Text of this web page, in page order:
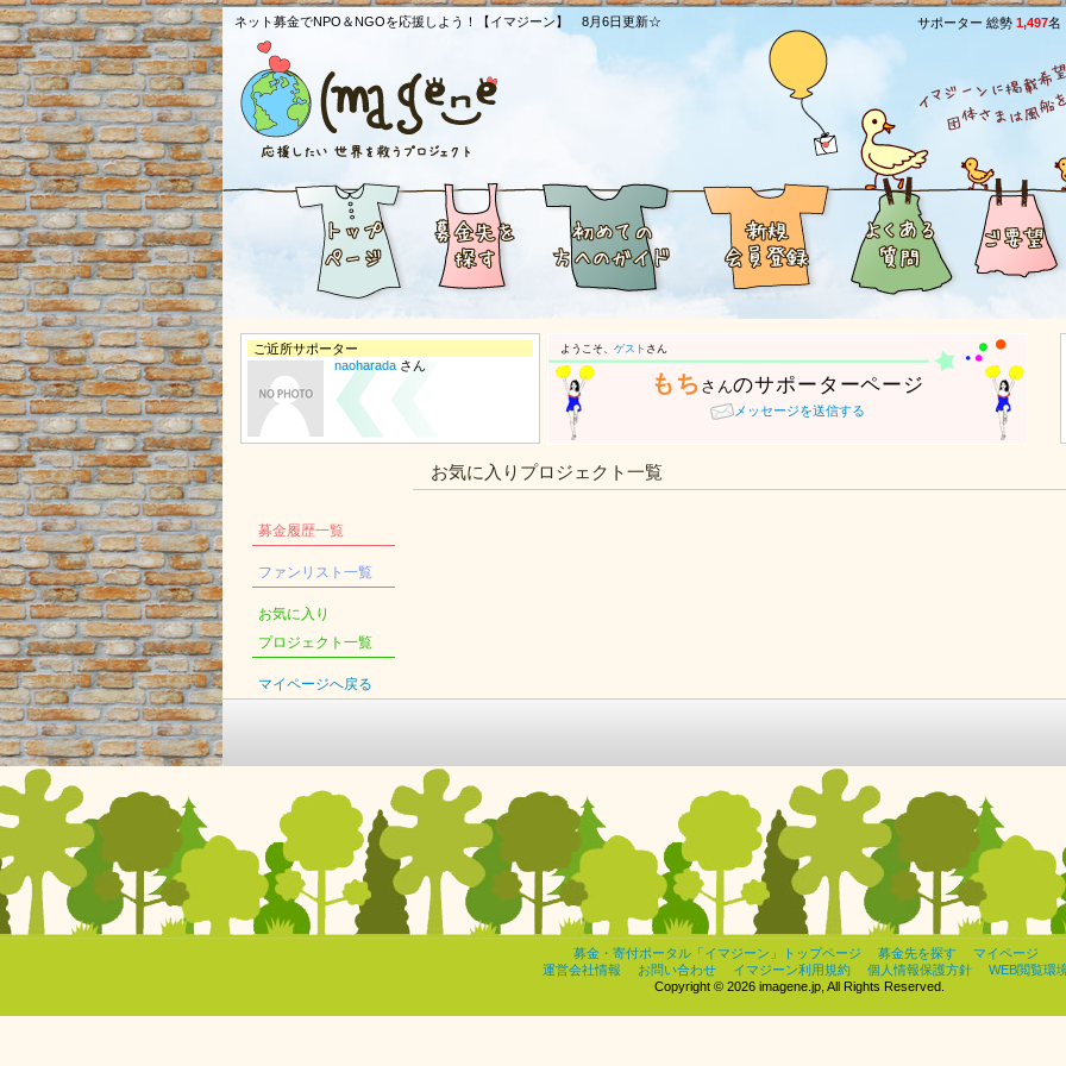
ネット募金でNPO＆NGOを応援しよう！【イマジーン】 8月6日更新☆ サポーター 総勢 1,497名
ご近所サポーター
naoharada さん
ようこそ、 ゲスト さん
もち さんのサポーターページ
メッセージを送信する
募金履歴一覧
ファンリスト一覧
お気に入り
プロジェクト一覧
マイページへ戻る
お気に入りプロジェクト一覧
募金・寄付ポータル「イマジーン」トップページ 募金先を探す
マイページ
運営会社情報
お問い合わせ イマジーン利用規約 個人情報保護方針
WEB閲覧環
Copyright © 2026 imagene.jp, All Rights Reserved.